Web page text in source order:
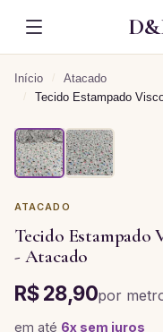
Início / Atacado
/ Tecido Estampado
ATACADO
Tecido Estampado
- Atacado
R$ 28,90por
em até 6x sem juros